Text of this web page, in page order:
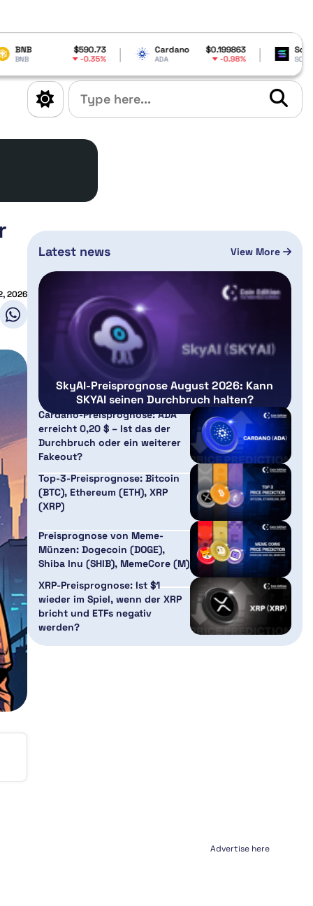
$590.73
-0.35%
Cardano $0.199863
ADA -0.98%
Solana
SOL
2026
Latest news View More
SkyAI-Preisprognose August 2026: Kann
SKYAI seinen Durchbruch halten?
Cardano-Preisprognose: ADA
erreicht 0,20 $ – Ist das der
Durchbruch oder ein weiterer
Fakeout?
Top-3-Preisprognose: Bitcoin
(BTC), Ethereum (ETH), XRP
(XRP)
Preisprognose von Meme-
Münzen: Dogecoin (DOGE),
Shiba Inu (SHIB), MemeCore (M)
XRP-Preisprognose: Ist $1
wieder im Spiel, wenn der XRP
bricht und ETFs negativ
werden?
Advertise here